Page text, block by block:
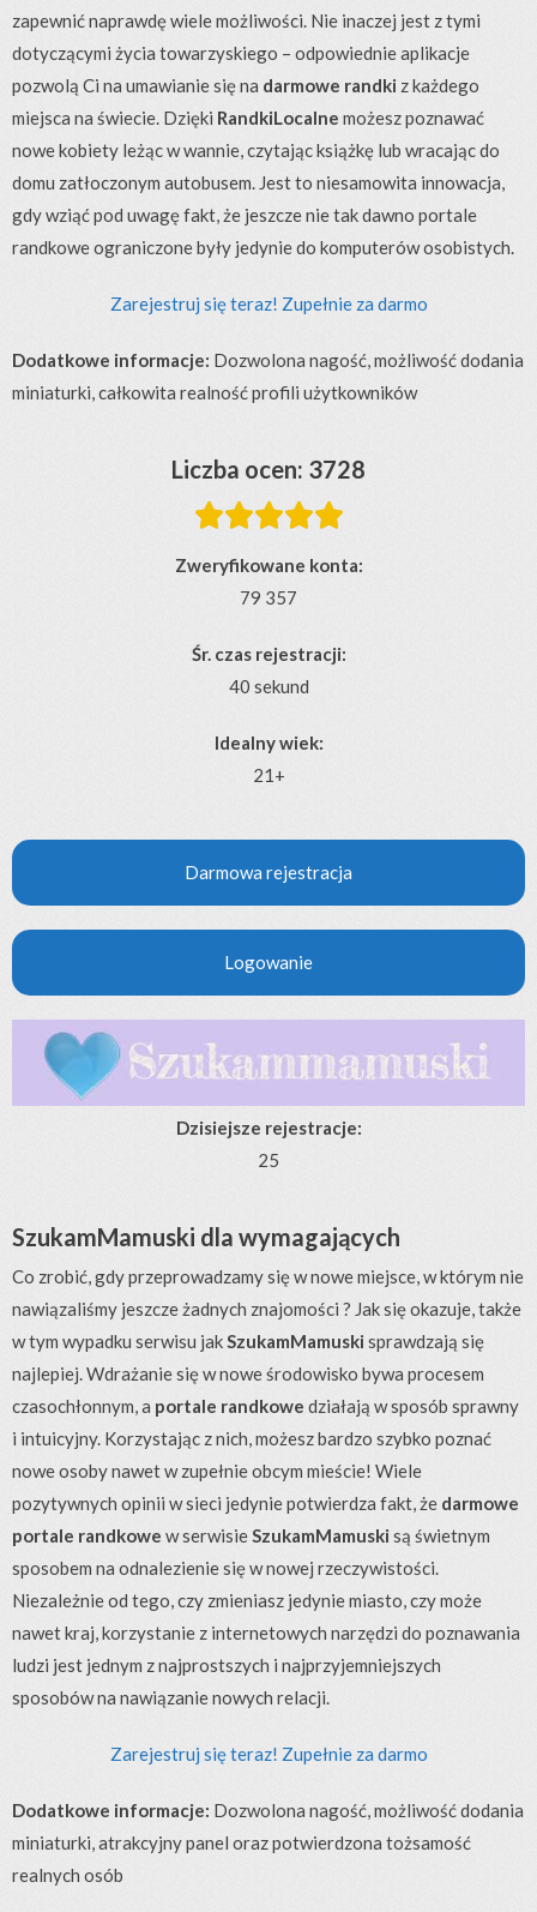
zapewnić naprawdę wiele możliwości. Nie inaczej jest z tymi
dotyczącymi życia towarzyskiego – odpowiednie aplikacje
pozwolą Ci na umawianie się na darmowe randki z każdego
miejsca na świecie. Dzięki RandkiLocalne możesz poznawać
nowe kobiety leżąc w wannie, czytając książkę lub wracając do
domu zatłoczonym autobusem. Jest to niesamowita innowacja,
gdy wziąć pod uwagę fakt, że jeszcze nie tak dawno portale
randkowe ograniczone były jedynie do komputerów osobistych.
Zarejestruj się teraz! Zupełnie za darmo
Dodatkowe informacje: Dozwolona nagość, możliwość dodania
miniaturki, całkowita realność profili użytkowników
Liczba ocen: 3728

Zweryfikowane konta:
79 357
Śr. czas rejestracji:
40 sekund
Idealny wiek:
21+
Darmowa rejestracja
Logowanie
Dzisiejsze rejestracje:
25
SzukamMamuski dla wymagających
Co zrobić, gdy przeprowadzamy się w nowe miejsce, w którym nie
nawiązaliśmy jeszcze żadnych znajomości ? Jak się okazuje, także
w tym wypadku serwisu jakSzukamMamuski sprawdzają się
najlepiej. Wdrażanie się w nowe środowisko bywa procesem
czasochłonnym, a portale randkowe działają w sposób sprawny
i intuicyjny. Korzystając z nich, możesz bardzo szybko poznać
nowe osoby nawet w zupełnie obcym mieście! Wiele
pozytywnych opinii w sieci jedynie potwierdza fakt, że darmowe
portale randkowe w serwisieSzukamMamuski są świetnym
sposobem na odnalezienie się w nowej rzeczywistości.
Niezależnie od tego, czy zmieniasz jedynie miasto, czy może
nawet kraj, korzystanie z internetowych narzędzi do poznawania
ludzi jest jednym z najprostszych i najprzyjemniejszych
sposobów na nawiązanie nowych relacji.
Zarejestruj się teraz! Zupełnie za darmo
Dodatkowe informacje: Dozwolona nagość, możliwość dodania
miniaturki, atrakcyjny panel oraz potwierdzona tożsamość
realnych osób